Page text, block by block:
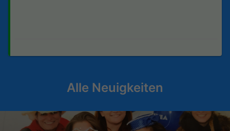
Alle Neuigkeiten